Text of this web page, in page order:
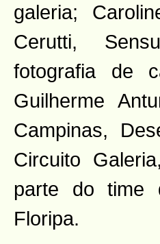
galeria;
Cerutti,
fotografia de
Guilherme
Campinas,
Circuito
parte do time
Floripa.